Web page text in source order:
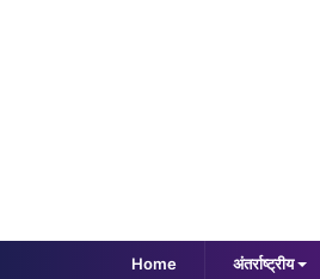
Home अंतर्राष्ट्रीय